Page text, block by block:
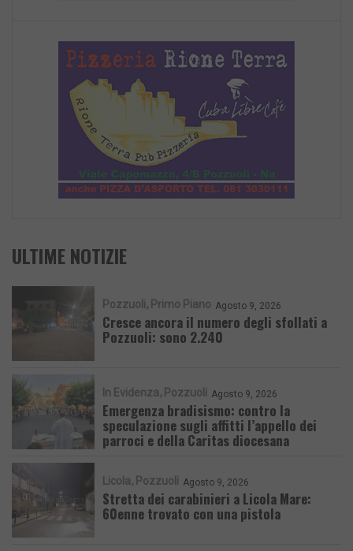
ULTIME NOTIZIE
Pozzuoli Primo Piano Agosto 9, 2026
Cresce ancora il numero degli sfollati a
Pozzuoli: sono 2.240
In Evidenza Pozzuoli Agosto 9, 2026
Emergenza bradisismo: contro la
speculazione sugli affitti l’appello dei
parroci e della Caritas diocesana
Licola Pozzuoli Agosto 9, 2026
Stretta dei carabinieri a Licola Mare:
60enne trovato con una pistola